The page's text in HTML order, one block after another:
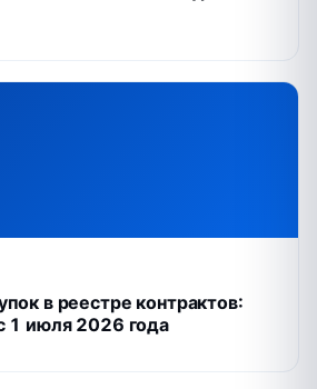
в реестре контрактов:
1 июля 2026 года